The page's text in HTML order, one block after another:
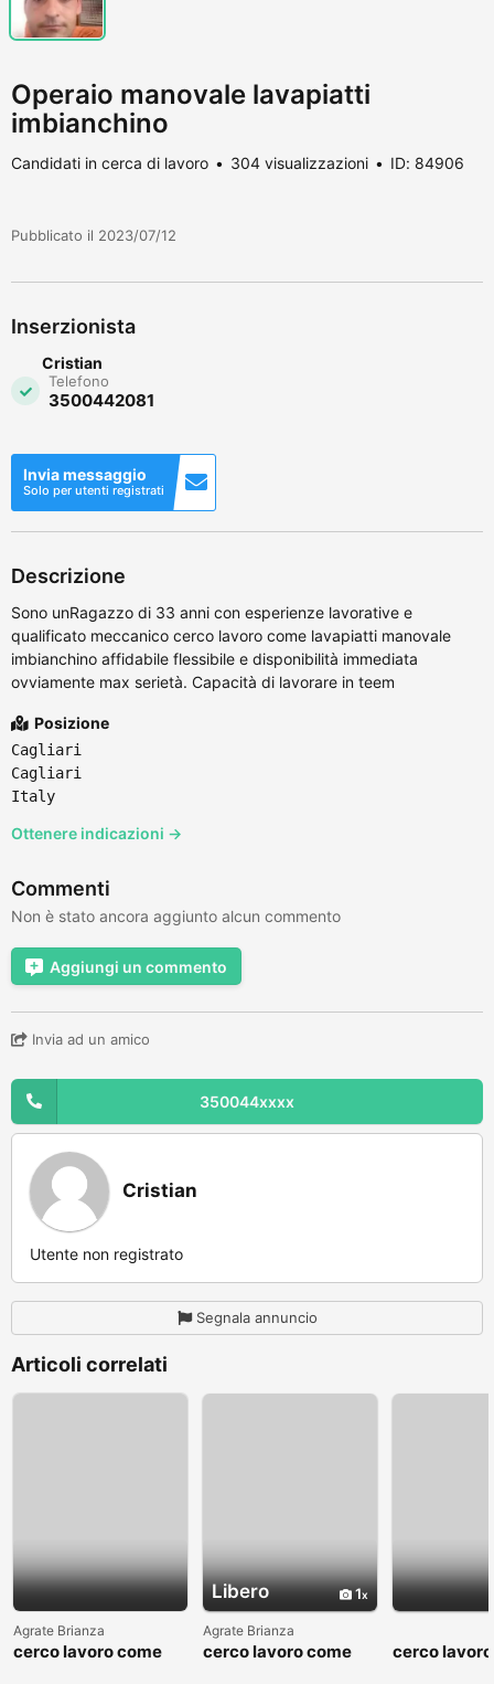
Operaio manovale lavapiatti
imbianchino
Candidati in cerca di lavoro 304 visualizzazioni ID: 84906
Pubblicato il 2023/07/12
Inserzionista
Cristian
Telefono
3500442081
Invia messaggio
Solo per utenti registrati
Descrizione
Sono unRagazzo di 33 anni con esperienze lavorative e
qualificato meccanico cerco lavoro come lavapiatti manovale
imbianchino affidabile flessibile e disponibilità immediata
ovviamente max serietà. Capacità di lavorare in teem
Posizione
Cagliari
Cagliari
Italy
Ottenere indicazioni →
Commenti
Non è stato ancora aggiunto alcun commento
Aggiungi un commento
Invia ad un amico
350044xxxx
Cristian
Utente non registrato
Segnala annuncio
Articoli correlati
Agrate Brianza
cerco lavoro come
Libero 1
Agrate Brianza
cerco lavoro come
cerco